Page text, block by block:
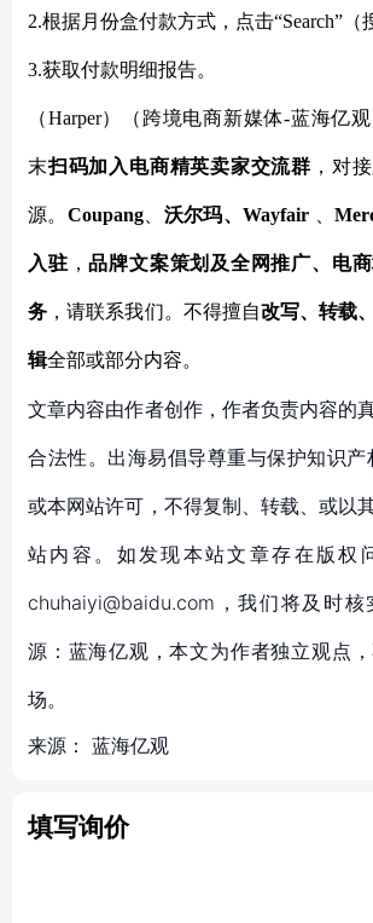
2.根据月份盒付款方式，点击“Search”（
3.获取付款明细报告。
（Harper） （跨境电商新媒体-蓝海亿观
末扫码加 入 电商精英卖家交流群 ，对
源。 Coupang、 沃尔玛、Wayfair
入驻 ，品牌文案策划及全网推广、电
务 ，请联系我们。不得擅自改写、转载
辑全部或部分内容。
文章内容由作者创作，作者负责内容的
合法性。出海易倡导尊重与保护知识
或本网站许可，不得复制、转载、或以
站内容。如发现本站文章存在版权
chuhaiyi@baidu.com，我们将及时
源：蓝海亿观，本文为作者独立观点
场。
来源： 蓝海亿观
填写询价